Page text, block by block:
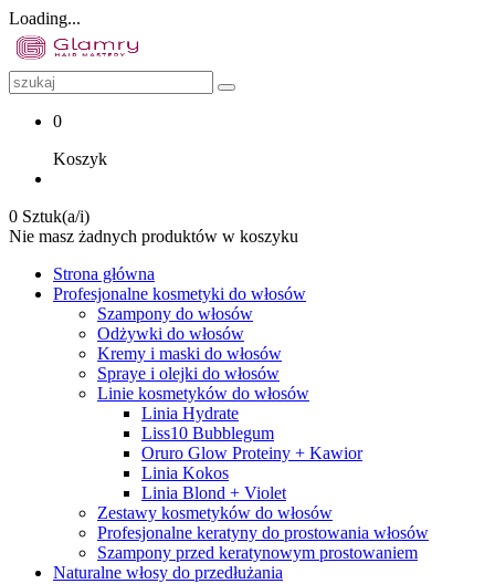
Loading...
0
Koszyk
0 Sztuk(a/i)
Nie masz żadnych produktów w koszyku
Strona główna
Profesjonalne kosmetyki do włosów
Szampony do włosów
Odżywki do włosów
Kremy i maski do włosów
Spraye i olejki do włosów
Linie kosmetyków do włosów
Linia Hydrate
Liss10 Bubblegum
Oruro Glow Proteiny + Kawior
Linia Kokos
Linia Blond + Violet
Zestawy kosmetyków do włosów
Profesjonalne keratyny do prostowania włosów
Szampony przed keratynowym prostowaniem
Naturalne włosy do przedłużania